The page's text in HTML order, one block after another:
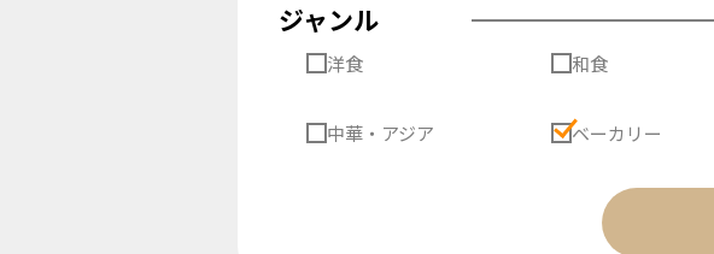
ジャンル
洋食 和食
中華・アジア ベーカリー